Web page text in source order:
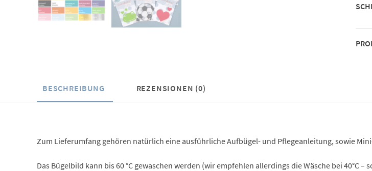
BESCHREIBUNG REZENSIONEN (0)
Zum Lieferumfang gehören natürlich eine ausführliche Aufbügel- und Pflegeanleitung, sowie
Das Bügelbild kann bis 60 °C gewaschen werden (wir empfehlen allerdings die Wäsche bei 40°C –